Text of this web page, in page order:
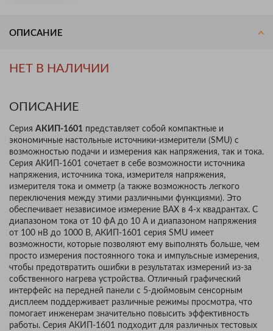
ОПИСАНИЕ
НЕТ В НАЛИЧИИ
ОПИСАНИЕ
Серия АКИП-1601 представляет собой компактные и
экономичные настольные источники-измерители (SMU) с
возможностью подачи и измерения как напряжения, так и тока.
Серия АКИП-1601 сочетает в себе возможности источника
напряжения, источника тока, измерителя напряжения,
измерителя тока и омметр (а также возможность легкого
переключения между этими различными функциями). Это
обеспечивает независимое измерение ВАХ в 4-х квадрантах. С
диапазоном тока от 10 фА до 10 А и диапазоном напряжения
от 100 нВ до 1000 В, АКИП-1601 серия SMU имеет
возможности, которые позволяют ему выполнять больше, чем
просто измерения постоянного тока и импульсные измерения,
чтобы предотвратить ошибки в результатах измерений из-за
собственного нагрева устройства. Отличный графический
интерфейс на передней панели с 5-дюймовым сенсорным
дисплеем поддерживает различные режимы просмотра, что
помогает инженерам значительно повысить эффективность
работы. Серия АКИП-1601 подходит для различных тестовых